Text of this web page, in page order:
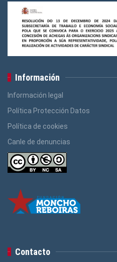
Información
Información legal
Política Protección Datos
Política de cookies
Canle de denuncias
Contacto